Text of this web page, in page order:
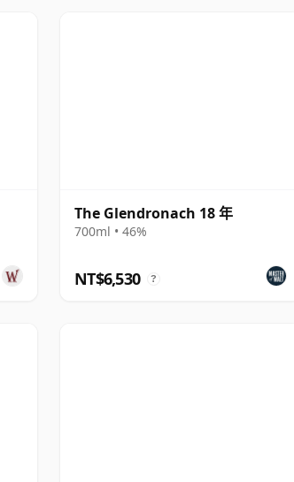
The Glendronach 18 年
700ml • 46%
NT$6,530 ?